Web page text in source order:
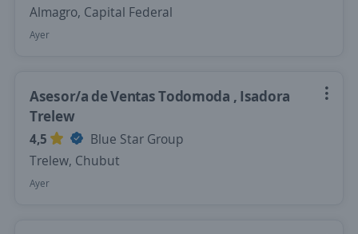
Almagro, Capital Federal
Ayer
Asesor/a de Ventas Todomoda , Isadora
Trelew
4,5
Blue Star Group
Trelew, Chubut
Ayer